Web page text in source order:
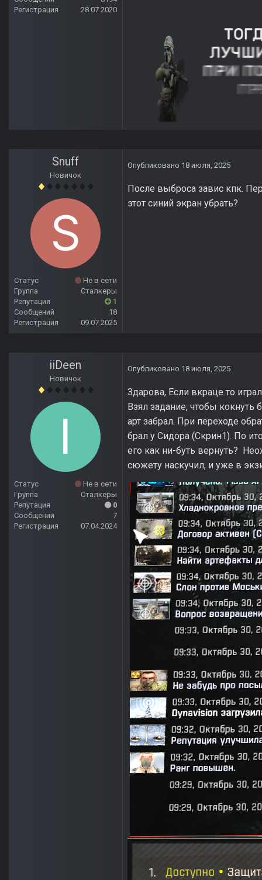
Регистрация
28.07.2020
Snuff
Новичок
Статус
Не в сети
Группа
Сталкеры
Репутация
1
Сообщений
18
Регистрация
09.07.2025
Опубликовано 18 июля, 2025
После выброса завис кпк.
этот синий экран убрать?
iiDeen
Новичок
Статус
Не в сети
Группа
Сталкеры
Репутация
0
Сообщений
7
Регистрация
07.04.2024
Опубликовано 18 июля, 2025
Здарова, Если вкраце то
Взял задание, чтобы кокнуть
арт забрал. При переходе
брал у Сидора (Скрин1). По
его как ни-буть вернуть?
сюжету наскучил, и уже в